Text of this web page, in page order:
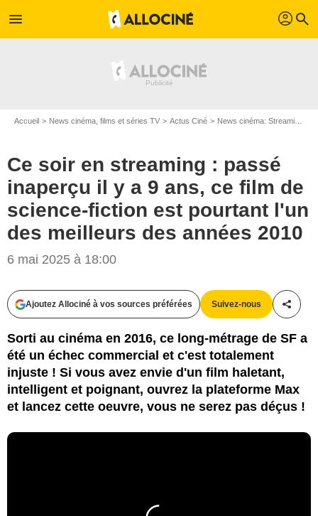
menu profil search
Accueil News cinéma, films et séries TV Actus Ciné News cinéma: Streaming
Ce soir en streaming : passé
inaperçu il y a 9 ans, ce film de
science-fiction est pourtant l'un
des meilleurs des années 2010
6 mai 2025 à 18:00
Ajoutez Allociné à vos sources préférées Suivez-nous
Sorti au cinéma en 2016, ce long-métrage de SF a
été un échec commercial et c'est totalement
injuste ! Si vous avez envie d'un film haletant,
intelligent et poignant, ouvrez la plateforme Max
et lancez cette oeuvre, vous ne serez pas déçus !